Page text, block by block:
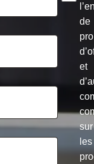
de
et
sur
les